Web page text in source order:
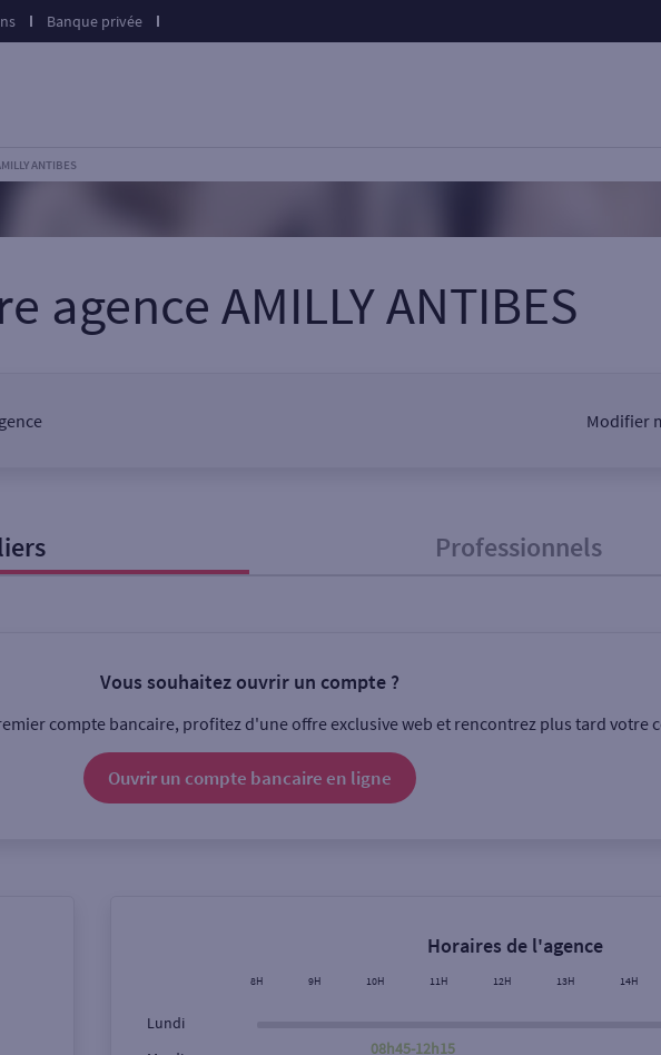
Banque privée
ANTIBES
agence AMILLY ANTIBES
Modifier
Ouverte le lundi Coffre-fort
Professionnels
Vous souhaitez ouvrir un compte ?
compte bancaire, profitez d'une offre exclusive web et rencontrez plus tard votre
Ouvrir un compte bancaire en ligne
Horaires de l'agence
8H 9H 10H 11H 12H 13H 14H
Lundi
08h45-12h15